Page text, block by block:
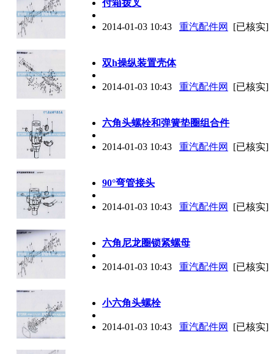
付箱拨叉
2014-01-03 10:43 重汽配件网 [已核实]
双h操纵装置壳体
2014-01-03 10:43 重汽配件网 [已核实]
六角头螺栓和弹簧垫圈组合件
2014-01-03 10:43 重汽配件网 [已核实]
90°弯管接头
2014-01-03 10:43 重汽配件网 [已核实]
六角尼龙圈锁紧螺母
2014-01-03 10:43 重汽配件网 [已核实]
小六角头螺栓
2014-01-03 10:43 重汽配件网 [已核实]